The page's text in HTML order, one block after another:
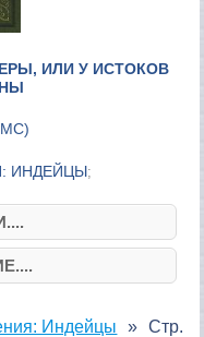
ИЛИ У ИСТОКОВ
)
ИНДЕЙЦЫ;
Индейцы
Стр.